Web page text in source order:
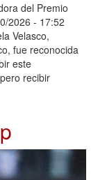
del Premio
2026 - 17:52
Velasco,
fue reconocida
este
recibir